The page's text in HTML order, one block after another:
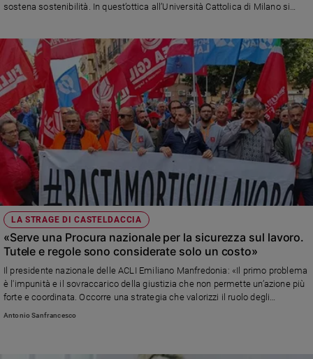
sostena sostenibilità. In quest’ottica all’Università Cattolica di Milano si
livello sociale e ambientale
LA STRAGE DI CASTELDACCIA
«Serve una Procura nazionale per la sicurezza sul lavoro.
Tutele e regole sono considerate solo un costo»
Il presidente nazionale delle ACLI Emiliano Manfredonia: «Il primo problema
è l'impunità e il sovraccarico della giustizia che non permette un’azione più
forte e coordinata. Occorre una strategia che valorizzi il ruolo degli
investimenti nella sicurezza anche nell’assegnazione degli appalti»
Antonio Sanfrancesco